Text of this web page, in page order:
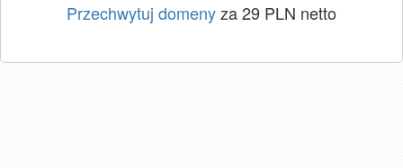
Przechwytuj domenyza 29 PLN netto